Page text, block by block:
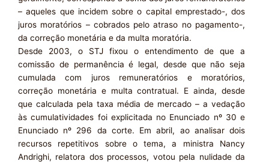
– aqueles que incidem sobre o capital emprestado-, dos
juros moratórios – cobrados pelo atraso no pagamento-,
da correção monetária e da multa moratória.
Desde 2003, o STJ fixou o entendimento de que a
comissão de permanência é legal, desde que não seja
cumulada com juros remuneratórios e moratórios,
correção monetária e multa contratual. E ainda, desde
que calculada pela taxa média de mercado – a vedação
às cumulatividades foi explicitada no Enunciado nº 30 e
Enunciado nº 296 da corte. Em abril, ao analisar dois
recursos repetitivos sobre o tema, a ministra Nancy
Andrighi, relatora dos processos, votou pela nulidade da